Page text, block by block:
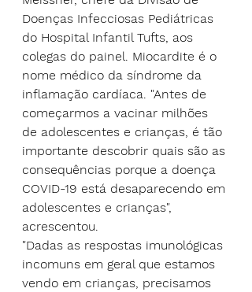
Doenças Infecciosas Pediátricas
do Hospital Infantil Tufts, aos
colegas do painel. Miocardite é o
nome médico da síndrome da
inflamação cardíaca. "Antes de
começarmos a vacinar milhões
de adolescentes e crianças, é tão
importante descobrir quais são as
consequências porque a doença
COVID-19 está desaparecendo em
adolescentes e crianças",
acrescentou.
"Dadas as respostas imunológicas
incomuns em geral que estamos
vendo em crianças, precisamos